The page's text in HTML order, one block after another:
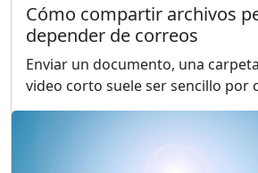
Cómo compartir archivos
depender de correos
Enviar un documento, una
video corto suele ser sencillo por